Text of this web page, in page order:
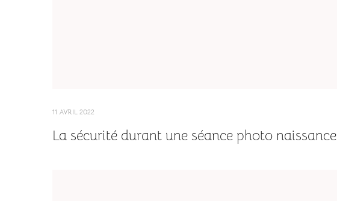
11 AVRIL 2022
La sécurité durant une séance photo naissance